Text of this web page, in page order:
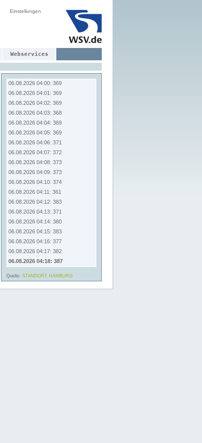
Einstellungen
Webservices
06.08.2026 03:53: 368
06.08.2026 03:57: 368
06.08.2026 03:58: 368
06.08.2026 03:59: 368
06.08.2026 04:00: 369
06.08.2026 04:01: 369
06.08.2026 04:02: 369
06.08.2026 04:03: 368
06.08.2026 04:04: 369
06.08.2026 04:05: 369
06.08.2026 04:06: 371
06.08.2026 04:07: 372
06.08.2026 04:08: 373
06.08.2026 04:09: 373
06.08.2026 04:10: 374
06.08.2026 04:11: 361
06.08.2026 04:12: 383
06.08.2026 04:13: 371
06.08.2026 04:14: 380
06.08.2026 04:15: 383
06.08.2026 04:16: 377
06.08.2026 04:17: 382
06.08.2026 04:18: 387
Quelle: STANDORT HAMBURG